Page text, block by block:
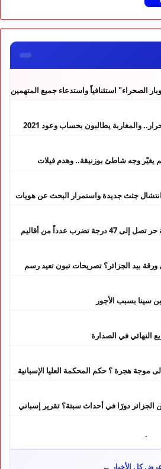
الصحراء" استئنافياً واستدعاء جميع المتهمين
والمغاربة يطالبون بحساب وعود 2021
وجه شاطئ بوزنيقة.. وهدم فيلات
انتشال جثث جديدة واستمرار البحث عن هويات
نشرة إنذارية.. موجة حر تصل إلى 47 درجة تضرب عدداً من أقاليم
بيد الجزائر؟ تصريحات تبون تعيد رسم
سينا بسبب الأجور
النهائي في الصدارة
موجة هجرة ؟ حكم المحكمة العليا الإسبانية
دورًا في أحداث سبتة؟ تقرير إسباني
أجواء حارة بعدد من المناطق ورعود مرتقبة
كل الأخبار ←